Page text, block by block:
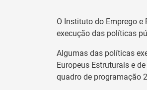
O Instituto do Emprego e
execução das políticas
Algumas das políticas
Europeus Estruturais e
quadro de programação